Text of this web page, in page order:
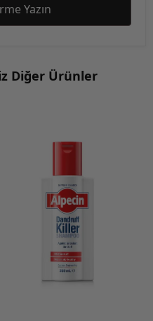
Yazın
Diğer Ürünler